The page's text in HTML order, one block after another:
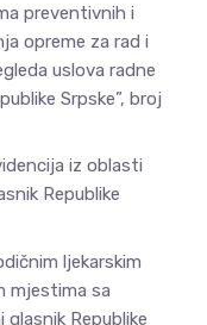
preventivnih i
opreme za rad i
uslova radne
Srpske”, broj
iz oblasti
Republike
ljekarskim
mjestima sa
glasnik Republike